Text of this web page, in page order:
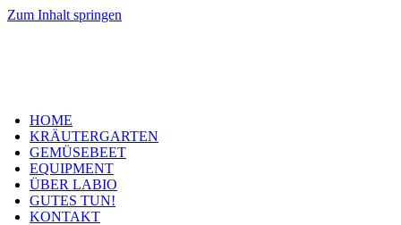
Zum Inhalt springen
HOME
KRÄUTERGARTEN
GEMÜSEBEET
EQUIPMENT
ÜBER LABIO
GUTES TUN!
KONTAKT